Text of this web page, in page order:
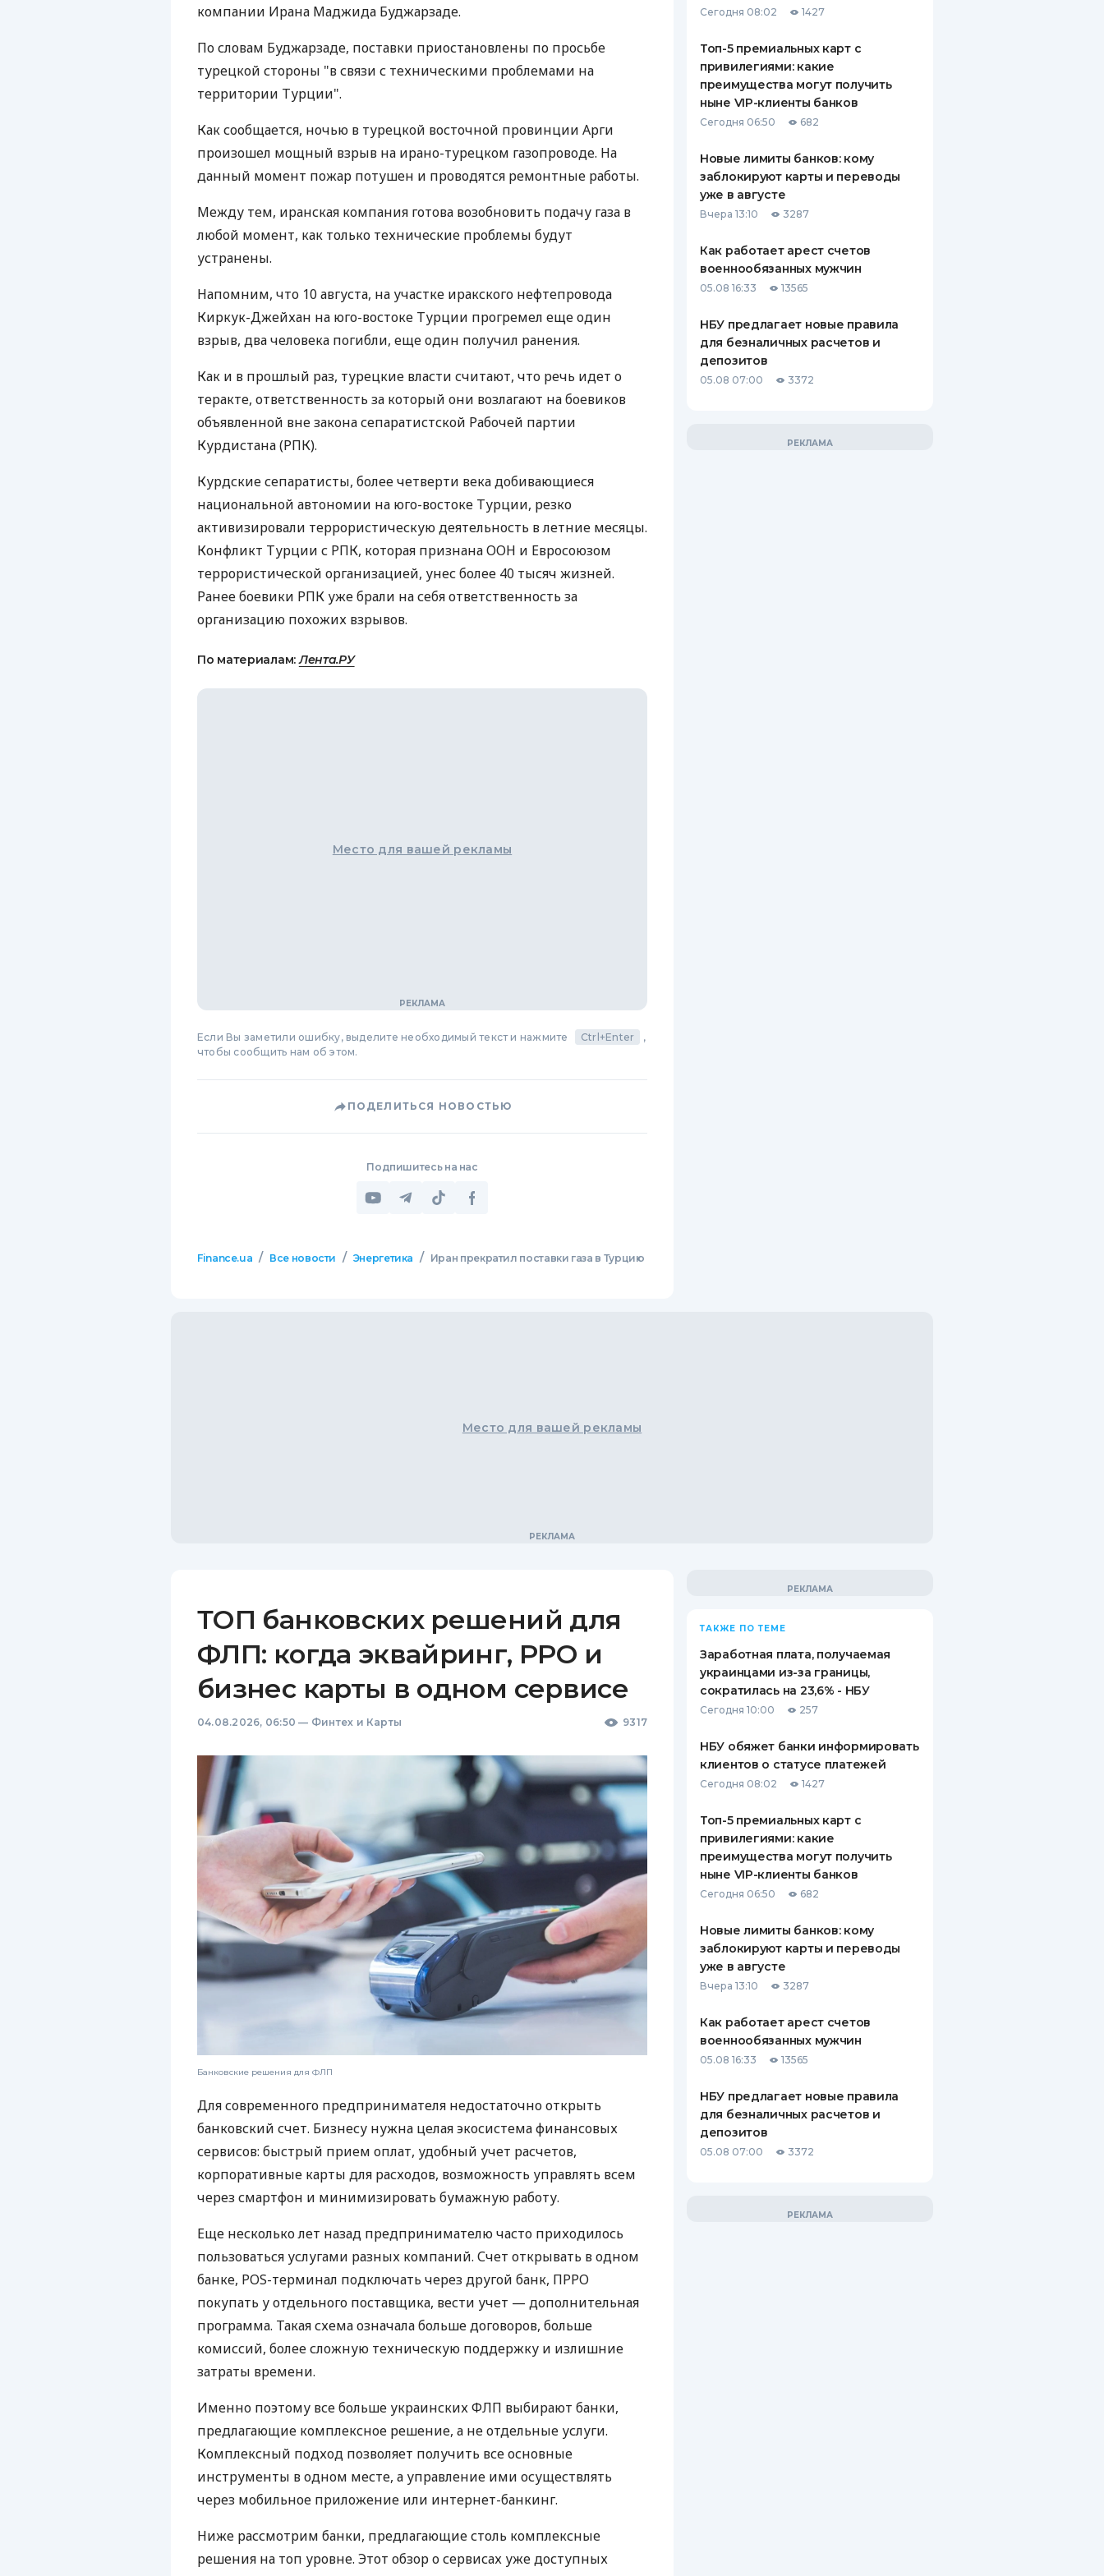
КЕШБЭКА
ПУТЕВОДИТЕЛИ ПО
ВСЕ СТРАХОВЫЕ ПОЛИСЫ
СТРАХОВЫЕ КОМПАНИИ
КОМПАНИЯХ
КОНТАКТЫ
компании Ирана Маджида Буджарзаде.
По словам Буджарзаде, поставки приостановлены по просьбе
турецкой стороны "в связи с техническими проблемами на
территории Турции".
Как сообщается, ночью в турецкой восточной провинции Арги
произошел мощный взрыв на ирано-турецком газопроводе. На
данный момент пожар потушен и проводятся ремонтные работы.
Между тем, иранская компания готова возобновить подачу газа в
любой момент, как только технические проблемы будут
устранены.
Напомним, что 10 августа, на участке иракского нефтепровода
Киркук-Джейхан на юго-востоке Турции прогремел еще один
взрыв, два человека погибли, еще один получил ранения.
Как и в прошлый раз, турецкие власти считают, что речь идет о
теракте, ответственность за который они возлагают на боевиков
объявленной вне закона сепаратистской Рабочей партии
Курдистана (РПК).
Курдские сепаратисты, более четверти века добивающиеся
национальной автономии на юго-востоке Турции, резко
активизировали террористическую деятельность в летние месяцы.
Конфликт Турции с РПК, которая признана ООН и Евросоюзом
террористической организацией, унес более 40 тысяч жизней.
Ранее боевики РПК уже брали на себя ответственность за
организацию похожих взрывов.
По материалам:Лента.РУ
Место для вашей рекламы
Если Вы заметили ошибку, выделите необходимый текст и нажмите Ctrl+Enter
,
чтобы сообщить нам об этом.
ПОДЕЛИТЬСЯ НОВОСТЬЮ
Подпишитесь на нас
Finance.ua / Все новости / Энергетика / Иран прекратил поставки газа в Турцию
Сегодня 08:02 1427
Топ-5 премиальных карт с
привилегиями: какие
преимущества могут получить
ныне VIP-клиенты банков
Сегодня 06:50 682
Новые лимиты банков: кому
заблокируют карты и переводы
уже в августе
Вчера 13:10 3287
Как работает арест счетов
военнообязанных мужчин
05.08 16:33 13565
НБУ предлагает новые правила
для безналичных расчетов и
депозитов
05.08 07:00 3372
Место для вашей рекламы
ТОП банковских решений для
ФЛП: когда эквайринг, РРО и
бизнес карты в одном сервисе
04.08.2026, 06:50 — Финтех и Карты 9317
Банковские решения для ФЛП
Для современного предпринимателя недостаточно открыть
банковский счет. Бизнесу нужна целая экосистема финансовых
сервисов: быстрый прием оплат, удобный учет расчетов,
корпоративные карты для расходов, возможность управлять всем
через смартфон и минимизировать бумажную работу.
Еще несколько лет назад предпринимателю часто приходилось
пользоваться услугами разных компаний. Счет открывать в одном
банке, POS-терминал подключать через другой банк, ПРРО
покупать у отдельного поставщика, вести учет — дополнительная
программа. Такая схема означала больше договоров, больше
комиссий, более сложную техническую поддержку и излишние
затраты времени.
Именно поэтому все больше украинских ФЛП выбирают банки,
предлагающие комплексное решение, а не отдельные услуги.
Комплексный подход позволяет получить все основные
инструменты в одном месте, а управление ими осуществлять
через мобильное приложение или интернет-банкинг.
Ниже рассмотрим банки, предлагающие столь комплексные
решения на топ уровне. Этот обзор о сервисах уже доступных
ТАКЖЕ ПО ТЕМЕ
Заработная плата, получаемая
украинцами из-за границы,
сократилась на 23,6% - НБУ
Сегодня 10:00 257
НБУ обяжет банки информировать
клиентов о статусе платежей
Сегодня 08:02 1427
Топ-5 премиальных карт с
привилегиями: какие
преимущества могут получить
ныне VIP-клиенты банков
Сегодня 06:50 682
Новые лимиты банков: кому
заблокируют карты и переводы
уже в августе
Вчера 13:10 3287
Как работает арест счетов
военнообязанных мужчин
05.08 16:33 13565
НБУ предлагает новые правила
для безналичных расчетов и
депозитов
05.08 07:00 3372